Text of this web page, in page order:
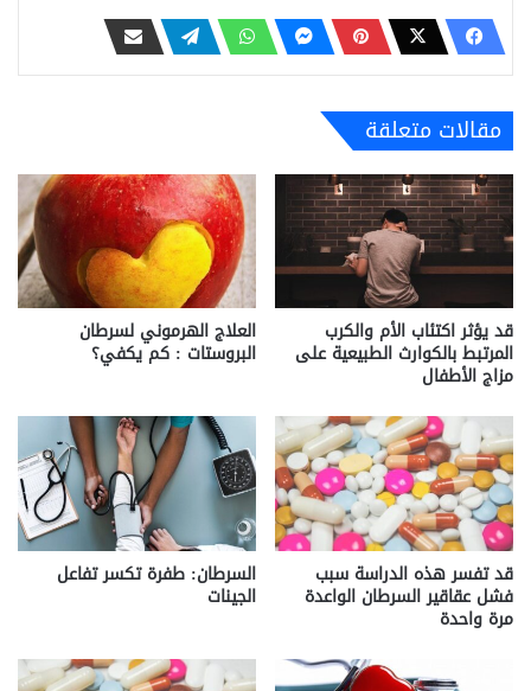
مقالات متعلقة
قد يؤثر اكتئاب الأم والكرب
المرتبط بالكوارث الطبيعية على
مزاج الأطفال
العلاج الهرموني لسرطان
البروستات : كم يكفي؟
قد تفسر هذه الدراسة سبب
فشل عقاقير السرطان الواعدة
مرة واحدة
السرطان: طفرة تكسر تفاعل
الجينات